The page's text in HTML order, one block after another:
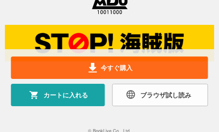
今すぐ購入
カートに入れる ブラウザ試し読み
© BookLive Co., Ltd.